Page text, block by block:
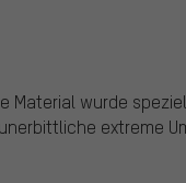
Material wurde
extreme